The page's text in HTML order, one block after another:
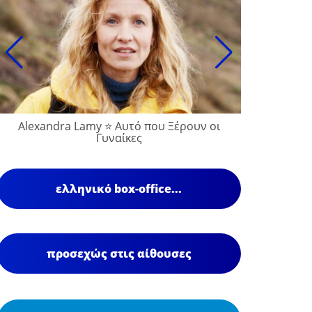
Alexandra Lamy ⭐ Αυτό που Ξέρουν οι
Γυναίκες
ελληνικό box-office...
προσεχώς στις αίθουσες